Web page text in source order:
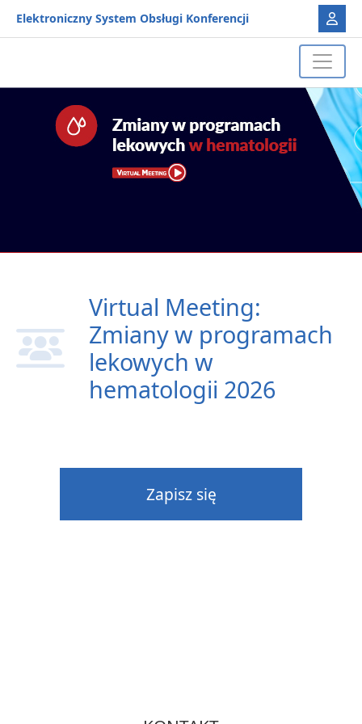
Elektroniczny System Obsługi Konferencji
Virtual Meeting:
Zmiany w programach
lekowych w
hematologii 2026
Zapisz się